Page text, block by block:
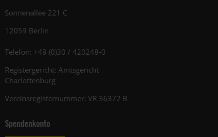
Sonnenallee 221 C
12059 Berlin
Telefon: +49 (0)30 / 420248-0
Registergericht: Amtsgericht
Charlottenburg
Vereinsregisternummer: VR 36372 B
Spendenkonto